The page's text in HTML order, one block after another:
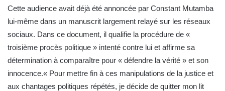
Cette audience avait déjà été annoncée par Constant Mutamba
lui-même dans un manuscrit largement relayé sur les réseaux
sociaux. Dans ce document, il qualifie la procédure de «
troisième procès politique » intenté contre lui et affirme sa
détermination à comparaître pour « défendre la vérité » et son
innocence.« Pour mettre fin à ces manipulations de la justice et
aux chantages politiques répétés, je décide de quitter mon lit